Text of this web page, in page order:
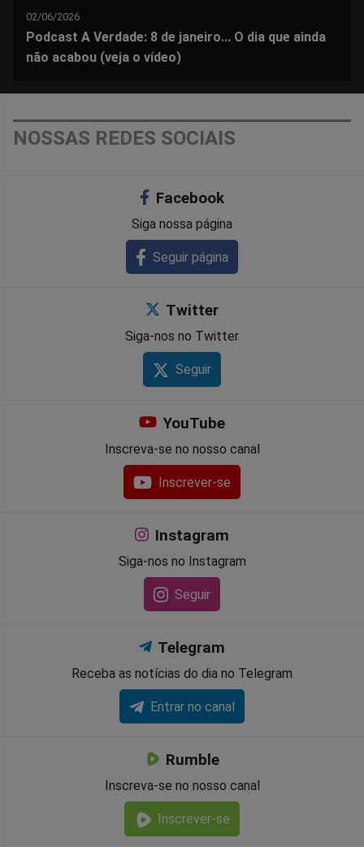
02/06/2026
Podcast A Verdade: 8 de janeiro... O dia que ainda
não acabou (veja o vídeo)
NOSSAS REDES SOCIAIS
Facebook
Siga nossa página
Seguir página
Twitter
Siga-nos no Twitter
Seguir
YouTube
Inscreva-se no nosso canal
Inscrever-se
Instagram
Siga-nos no Instagram
Seguir
Telegram
Receba as notícias do dia no Telegram
Entrar no canal
Rumble
Inscreva-se no nosso canal
Inscrever-se